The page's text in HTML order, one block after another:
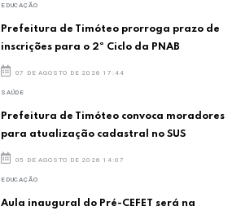
EDUCAÇÃO
Prefeitura de Timóteo prorroga prazo de
inscrições para o 2º Ciclo da PNAB
07 DE AGOSTO DE 2026 17:44
SAÚDE
Prefeitura de Timóteo convoca moradores
para atualização cadastral no SUS
05 DE AGOSTO DE 2026 14:07
EDUCAÇÃO
Aula inaugural do Pré-CEFET será na